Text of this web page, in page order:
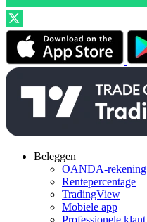
Beleggen
OANDA-rekening
Rentepercentage
TradingView
Mobiele app
Professionele klant